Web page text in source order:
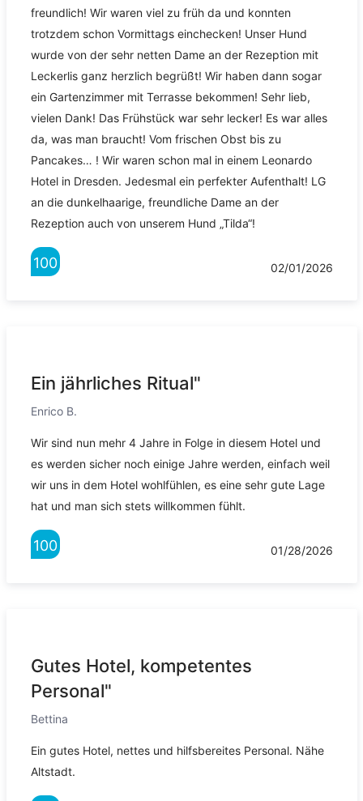
freundlich! Wir waren viel zu früh da und konnten
trotzdem schon Vormittags einchecken! Unser Hund
wurde von der sehr netten Dame an der Rezeption mit
Leckerlis ganz herzlich begrüßt! Wir haben dann sogar
ein Gartenzimmer mit Terrasse bekommen! Sehr lieb,
vielen Dank! Das Frühstück war sehr lecker! Es war alles
da, was man braucht! Vom frischen Obst bis zu
Pancakes… ! Wir waren schon mal in einem Leonardo
Hotel in Dresden. Jedesmal ein perfekter Aufenthalt! LG
an die dunkelhaarige, freundliche Dame an der
Rezeption auch von unserem Hund „Tilda“!
100 02/01/2026
Ein jährliches Ritual"
Enrico B.
Wir sind nun mehr 4 Jahre in Folge in diesem Hotel und
es werden sicher noch einige Jahre werden, einfach weil
wir uns in dem Hotel wohlfühlen, es eine sehr gute Lage
hat und man sich stets willkommen fühlt.
100 01/28/2026
Gutes Hotel, kompetentes
Personal"
Bettina
Ein gutes Hotel, nettes und hilfsbereites Personal. Nähe
Altstadt.